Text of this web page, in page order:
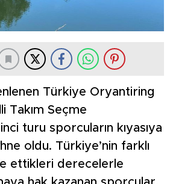
Türkiye Oryantiring
Takım Seçme
turu sporcuların kıyasıya
oldu. Türkiye’nin farklı
ettikleri derecelerle